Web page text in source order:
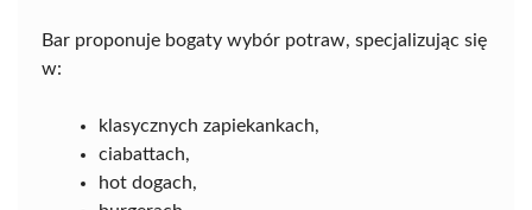
Bar proponuje bogaty wybór potraw, specjalizując się
w:
klasycznych zapiekankach,
ciabattach,
hot dogach,